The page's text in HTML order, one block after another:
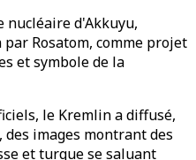
nucléaire d'Akkuyu,
Rosatom, comme projet
et symbole de la
le Kremlin a diffusé,
images montrant des
et turque se saluant